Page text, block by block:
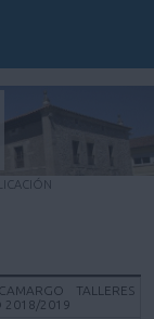
TALLERES
2018/2019